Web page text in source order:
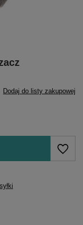
Dodaj do listy zakupowej